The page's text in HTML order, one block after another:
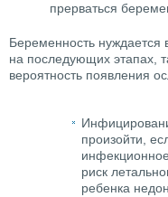
прерваться
Беременность нуждается
на последующих этапах,
вероятность появления
произойти,
риск
ребенка